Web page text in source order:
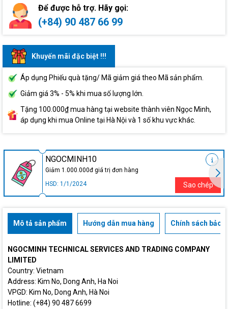
Để được hỗ trợ. Hãy gọi:
(+84) 90 487 66 99
Khuyến mãi đặc biệt !!!
Áp dụng Phiếu quà tặng/ Mã giảm giá theo Mã sản phẩm.
Giảm giá 3% - 5% khi mua số lượng lớn.
Tặng 100.000₫ mua hàng tại website thành viên Ngọc Minh,
áp dụng khi mua Online tại Hà Nội và 1 số khu vực khác.
NGOCMINH10
Giảm 1.000.000đ giá trị đơn hàng
HSD: 1/1/2024
Sao chép
Mô tả sản phẩm Hướng dẫn mua hàng Chính sách bảo
NGOCMINH TECHNICAL SERVICES AND TRADING COMPANY
LIMITED
Country: Vietnam
Address: Kim No, Dong Anh, Ha Noi
VPGD: Kim No, Dong Anh, Hà Noi
Hotline: (+84) 90 487 6699